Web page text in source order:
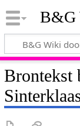
B&G
Brontekst